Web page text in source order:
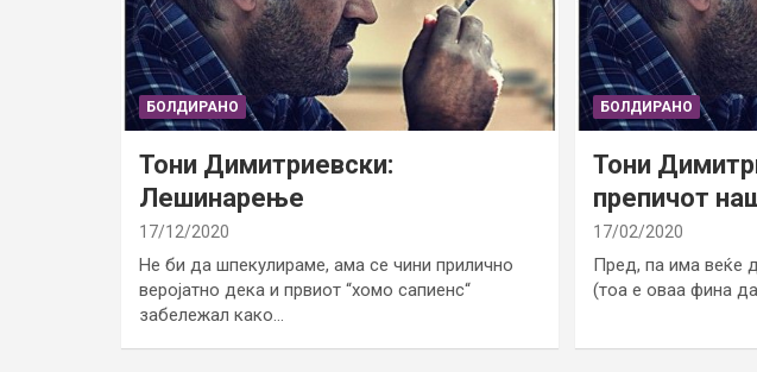
БОЛДИРАНО
Тони Димитриевски:
Лешинарење
17/12/2020
Не би да шпекулираме, ама се чини прилично
веројатно дека и првиот “хомо сапиенс“
забележал како…
БОЛДИРАНО
Тони
препичот
17/02/2020
Пред, па има веќе
(тоа е оваа фина